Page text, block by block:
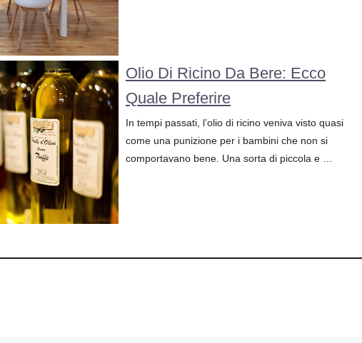
Olio Di Ricino Da Bere: Ecco
Quale Preferire
In tempi passati, l’olio di ricino veniva visto quasi
come una punizione per i bambini che non si
comportavano bene. Una sorta di piccola e …